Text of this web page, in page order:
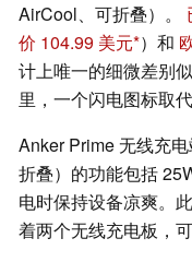
AirCool、可折叠）。
价 104.99 美元 ）和
计上唯一的细微差别
里，一个闪电图标取
Anker Prime 无线充
折叠）的功能包括
电时保持设备凉爽。
着两个无线充电板，